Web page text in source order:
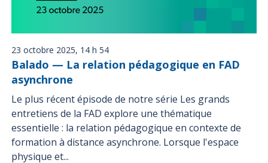
23 octobre 2025, 14 h 54
Balado — La relation pédagogique en FAD
asynchrone
Le plus récent épisode de notre série Les grands
entretiens de la FAD explore une thématique
essentielle : la relation pédagogique en contexte de
formation à distance asynchrone. Lorsque l'espace
physique et...